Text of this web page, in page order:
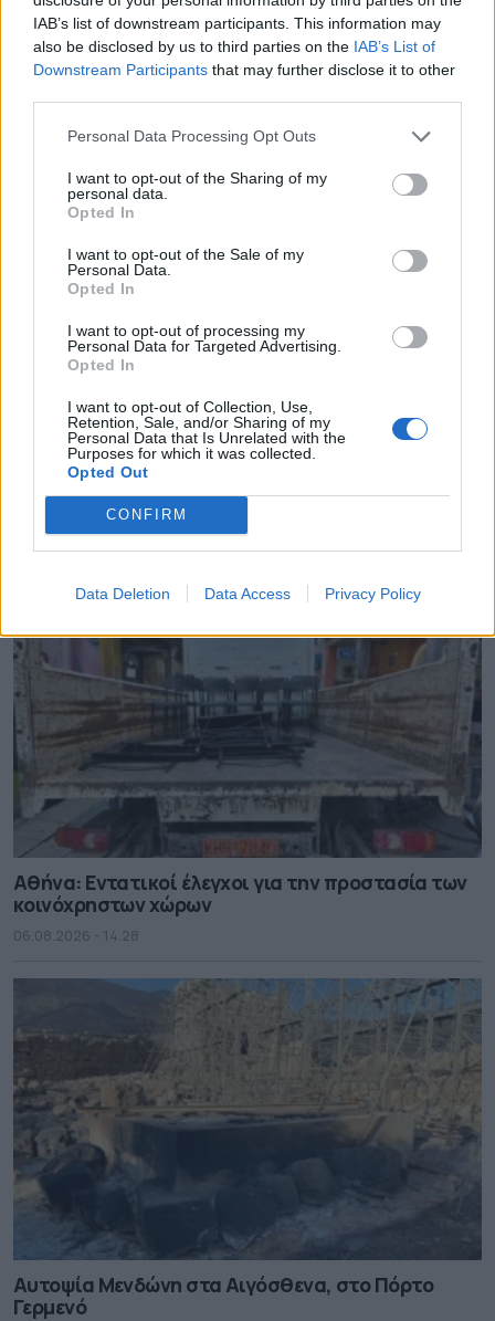
IAB’s list of downstream participants. This information may
also be disclosed by us to third parties on the IAB’s List of
Downstream Participants that may further disclose it to other
Personal Data Processing Opt Outs
I want to opt-out of the Sharing of my
personal data.
Opted In
I want to opt-out of the Sale of my
Personal Data.
Opted In
I want to opt-out of processing my
Personal Data for Targeted Advertising.
Opted In
I want to opt-out of Collection, Use,
Retention, Sale, and/or Sharing of my
Personal Data that Is Unrelated with the
Purposes for which it was collected.
Opted Out
CONFIRM
Data Deletion Data Access Privacy Policy
Η Πάρος στηρίζει τους εκπαιδευτικούς της
06.08.2026 - 15.16
Νέα Χρυσή Διάκριση για τον Δήμο Ελληνικού –
Αργυρούπολης
06.08.2026 - 14.55
Αθήνα: Εντατικοί έλεγχοι για την προστασία των
κοινόχρηστων χώρων
06.08.2026 - 14.28
Αυτοψία Μενδώνη στα Αιγόσθενα, στο Πόρτο
Γερμενό